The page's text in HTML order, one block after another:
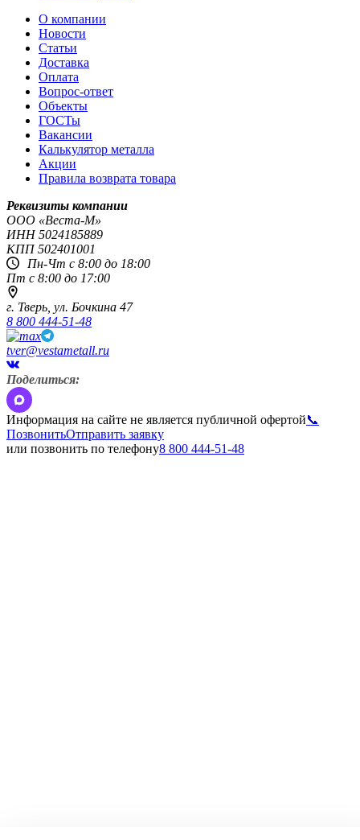
О компании
Новости
Статьи
Доставка
Оплата
Вопрос-ответ
Объекты
ГОСТы
Вакансии
Калькулятор металла
Акции
Правила возврата товара
Реквизиты компании
OOO «Веста-М»
ИНН5024185889
КПП502401001
Пн-Чт с 8:00 до 18:00
Пт с 8:00 до 17:00
г. Тверь, ул. Бочкина 47
8 800 444-51-48
tver@vestametall.ru
Поделиться:
Информация на сайте не является публичной офертой📞
ПозвонитьОтправить заявку
или позвонить по телефону8 800 444-51-48